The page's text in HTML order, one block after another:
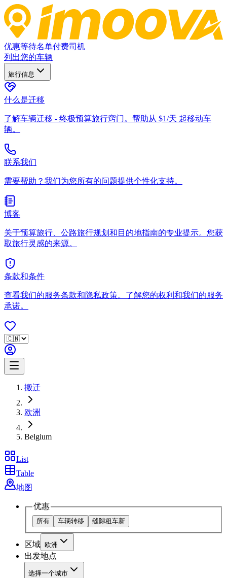
优惠等待名单付费司机
列出您的车辆
旅行信息
什么是迁移
了解车辆迁移 - 终极预算旅行窍门。帮助从 $1/天 起移动车
辆。
联系我们
需要帮助？我们为您所有的问题提供个性化支持。
博客
关于预算旅行、公路旅行规划和目的地指南的专业提示。您获
取旅行灵感的来源。
条款和条件
查看我们的服务条款和隐私政策。了解您的权利和我们的服务
承诺。
搬迁
欧洲
Belgium
List
Table
地图
优惠
所有 车辆转移 缝隙租车新
区域 欧洲
出发地点
选择一个城市